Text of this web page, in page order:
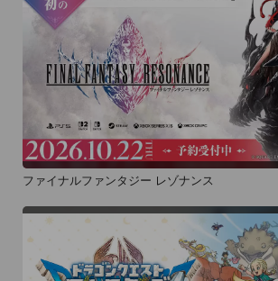
ファイナルファンタジー レゾナンス